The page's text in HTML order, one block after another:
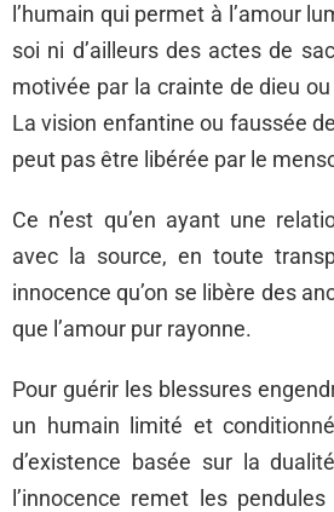
l’humain qui permet à l’amour
soi ni d’ailleurs des actes de
motivée par la crainte de dieu
La vision enfantine ou faussée
peut pas être libérée par le
Ce n’est qu’en ayant une
avec la source, en toute
innocence qu’on se libère des
que l’amour pur rayonne.
Pour guérir les blessures
un humain limité et
d’existence basée sur la
l’innocence remet les